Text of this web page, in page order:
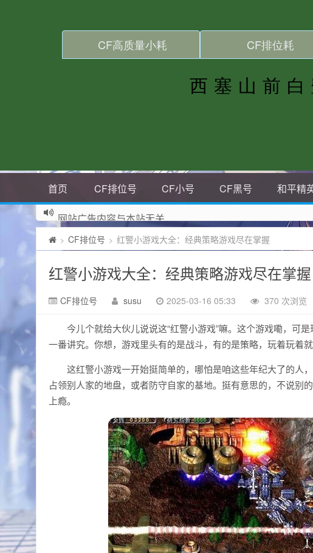
首页 CF排位号 CF小号 CF黑号 和平精
网站广告内容与本站无关
> CF排位号 > 红警小游戏大全：经典策略游戏尽在掌握
红警小游戏大全：经典策略游戏尽在掌握
CF排位号 susu 2025-03-16 05:33 370 次浏览
今儿个就给大伙儿说说这“红警小游戏”嘛。这个游戏嘞，可
一番讲究。你想，游戏里头有的是战斗，有的是策略，玩着玩着
这红警小游戏一开始挺简单的，哪怕是咱这些年纪大了的人
占领别人家的地盘，或者防守自家的基地。挺有意思的，不说别
上瘾。